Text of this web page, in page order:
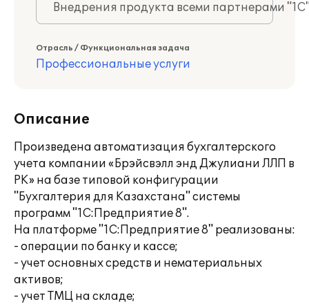
Внедрения продукта всеми партнерами
Отрасль / Функциональная задача
Профессиональные услуги
Описание
Произведена автоматизация бухгалтерского
учета компании «Брэйсвэлл энд Джулиани ЛЛП в
РК» на базе типовой конфигурации
"Бухгалтерия для Казахстана" системы
программ "1С:Предприятие 8".
На платформе "1С:Предприятие 8" реализованы:
- операции по банку и кассе;
- учет основных средств и нематериальных
активов;
- учет ТМЦ на складе;